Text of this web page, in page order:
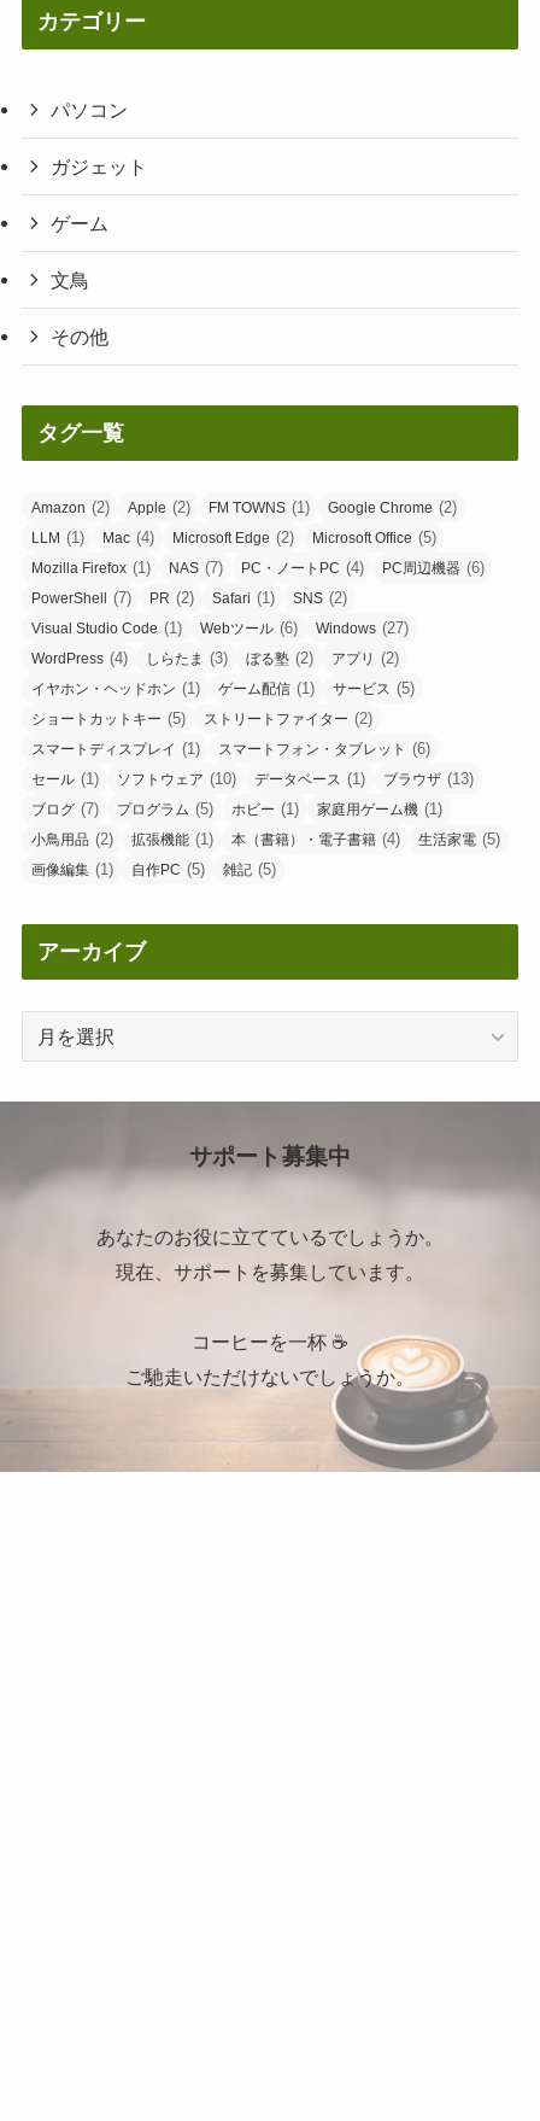
カテゴリー
パソコン
ガジェット
ゲーム
文鳥
その他
タグ一覧
Amazon (2) Apple (2) FM TOWNS (1) Google Chrome (2)
LLM (1) Mac (4) Microsoft Edge (2) Microsoft Office (5)
Mozilla Firefox (1) NAS (7) PC・ノートPC (4) PC周辺機器 (6)
PowerShell (7) PR (2) Safari (1) SNS (2)
Visual Studio Code (1) Webツール (6) Windows (27)
WordPress (4) しらたま (3) ぼる塾 (2) アプリ (2)
イヤホン・ヘッドホン (1) ゲーム配信 (1) サービス (5)
ショートカットキー (5) ストリートファイター (2)
スマートディスプレイ (1) スマートフォン・タブレット (6)
セール (1) ソフトウェア (10) データベース (1) ブラウザ (13)
ブログ (7) プログラム (5) ホビー (1) 家庭用ゲーム機 (1)
小鳥用品 (2) 拡張機能 (1) 本（書籍）・電子書籍 (4) 生活家電 (5)
画像編集 (1) 自作PC (5) 雑記 (5)
アーカイブ
サポート募集中
あなたのお役に立てているでしょうか。
現在、サポートを募集しています。
コーヒーを一杯 ☕
ご馳走いただけないでしょうか。